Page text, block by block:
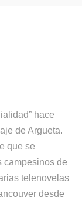
hace
de Argueta.
que se
campesinos de
telenovelas
desde